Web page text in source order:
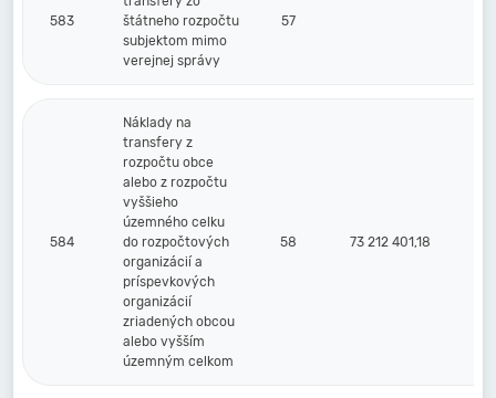
583
štátneho rozpočtu
subjektom mimo
verejnej správy
57
584
Náklady na
transfery z
rozpočtu obce
alebo z rozpočtu
vyššieho
územného celku
do rozpočtových
organizácií a
príspevkových
organizácií
zriadených obcou
alebo vyšším
územným celkom
58 73 212 401,18